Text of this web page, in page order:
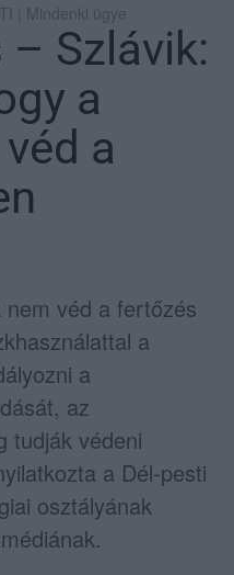
| Mindenki ügye
– Szlávik:
a
a
véd a fertőzés
a
a
az
tudják védeni
a Dél-pesti
osztályának